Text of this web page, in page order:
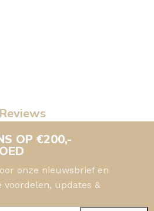
Reviews
OP €200,-
onze nieuwsbrief en
voordelen, updates &